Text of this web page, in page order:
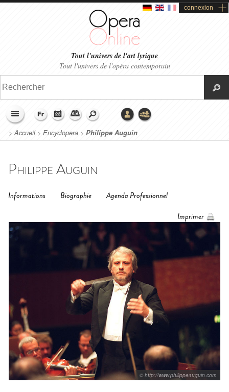
connexion
Tout l'univers de l'art lyrique
Tout l'univers de l'opéra contemporain
>Accueil> Encyclopera > Philippe Auguin
Philippe Auguin
Informations Biographie
Agenda Professionnel
Imprimer
© http://www.philippeauguin.com